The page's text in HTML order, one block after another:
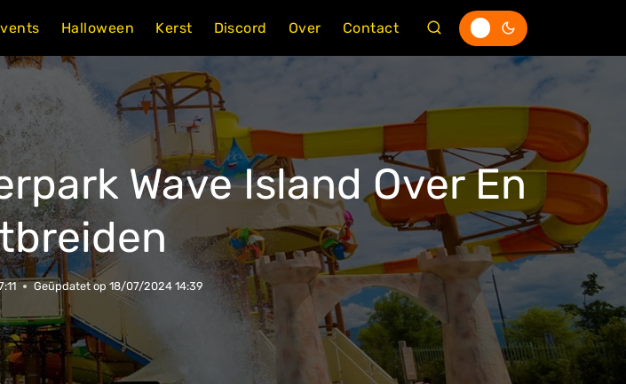
Halloween Kerst Discord Over Contact
Wave Island Over En
Geüpdatet op 18/07/2024 14:39